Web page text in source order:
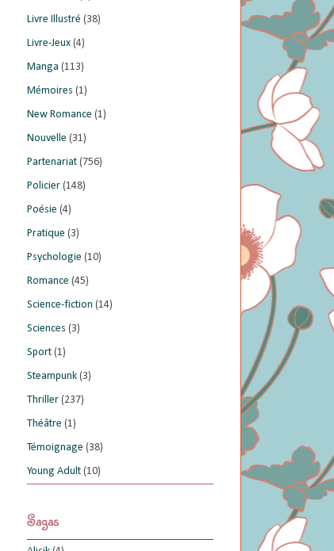
Livre Illustré (38)
Livre-Jeux (4)
Manga (113)
Mémoires (1)
New Romance (1)
Nouvelle (31)
Partenariat (756)
Policier (148)
Poésie (4)
Pratique (3)
Psychologie (10)
Romance (45)
Science-fiction (14)
Sciences (3)
Sport (1)
Steampunk (3)
Thriller (237)
Théâtre (1)
Témoignage (38)
Young Adult (10)
Sagas